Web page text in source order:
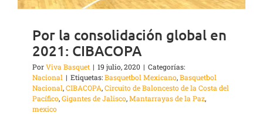
Por la consolidación global en
2021: CIBACOPA
PorViva Basquet | 19 julio, 2020 | Categorías:
Nacional | Etiquetas:Basquetbol Mexicano,Basquetbol
Nacional,CIBACOPA,Circuito de Baloncesto de la Costa del
Pacífico,Gigantes de Jalisco,Mantarrayas de la Paz,
mexico